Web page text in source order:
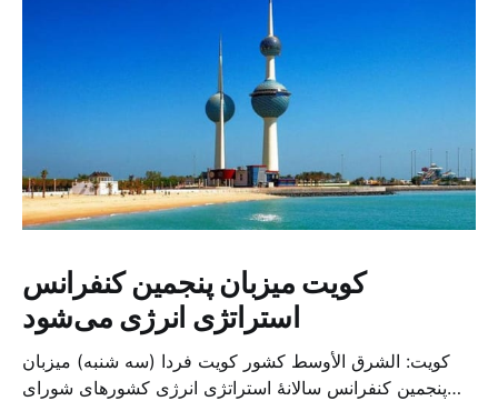
کویت میزبان پنجمین کنفرانس
استراتژی انرژی می‌شود
کویت: الشرق الأوسط کشور کویت فردا (سه شنبه) میزبان
پنجمین کنفرانس سالانهٔ استراتژی انرژی کشورهای شورای